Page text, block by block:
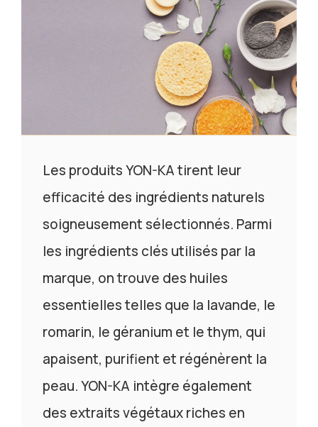
Les produits YON-KA tirent leur
efficacité des ingrédients naturels
soigneusement sélectionnés. Parmi
les ingrédients clés utilisés par la
marque, on trouve des huiles
essentielles telles que la lavande, le
romarin, le géranium et le thym, qui
apaisent, purifient et régénèrent la
peau. YON-KA intègre également
des extraits végétaux riches en